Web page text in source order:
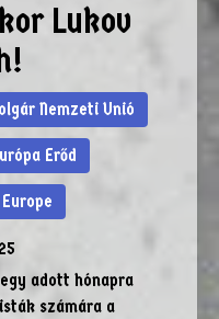
Lukov
Nemzeti Unió
Erőd
adott hónapra
számára a